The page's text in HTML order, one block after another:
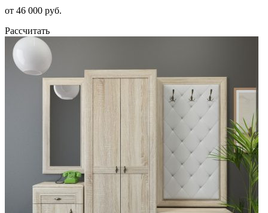
от 46 000 руб.
Рассчитать